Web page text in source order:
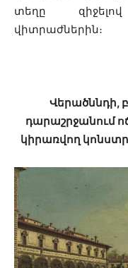
տեղը
վիտրաժներին։
Վերածննդի,
դարաշրջանում
կիրառվող